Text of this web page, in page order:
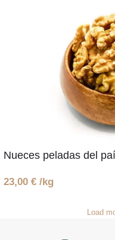
Nueces peladas del
23,00 € /kg
Load